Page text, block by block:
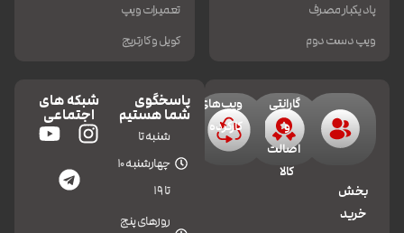
پاد یکبار مصرف
ویپ دست دوم
تعمیرات ویپ
کویل و کارتریج
بخش
خرید
گارانتی
و
اصالت
کالا
ویپ‌های
کارکرده
پاسخگوی
شما هستیم
شنبه تا
چهارشنبه 10
تا 19
روزهای پنج
شبکه های
اجتماعی